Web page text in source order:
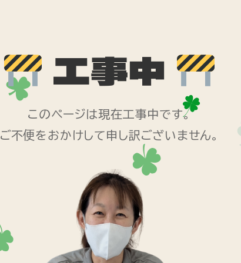
工事中
このページは現在工事中です。
ご不便をおかけして申し訳ございません。